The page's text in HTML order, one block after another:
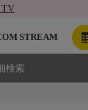
TV
STREAM
検索